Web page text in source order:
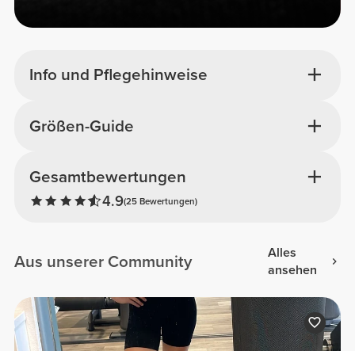
Info und Pflegehinweise
Gesamtbewertungen
4.9(25 Bewertungen)
Größen-Guide
Aus unserer Community
Alles
ansehen